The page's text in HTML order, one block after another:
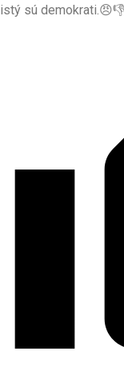
istý sú demokrati.😠👎